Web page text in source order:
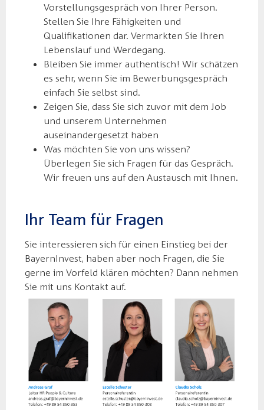
Vorstellungsgespräch von Ihrer Person.
Stellen Sie Ihre Fähigkeiten und
Qualifikationen dar. Vermarkten Sie Ihren
Lebenslauf und Werdegang.
Bleiben Sie immer authentisch! Wir schätzen
es sehr, wenn Sie im Bewerbungsgespräch
einfach Sie selbst sind.
Zeigen Sie, dass Sie sich zuvor mit dem Job
und unserem Unternehmen
auseinandergesetzt haben
Was möchten Sie von uns wissen?
Überlegen Sie sich Fragen für das Gespräch.
Wir freuen uns auf den Austausch mit Ihnen.
Ihr Team für Fragen
Sie interessieren sich für einen Einstieg bei der
BayernInvest, haben aber noch Fragen, die Sie
gerne im Vorfeld klären möchten? Dann nehmen
Sie mit uns Kontakt auf.